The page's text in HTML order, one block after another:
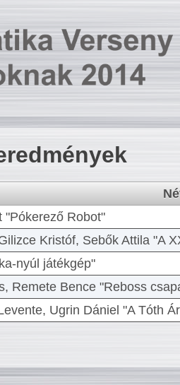
"Pókerező Robot"
Kristóf, Sebők Attila "A
nyúl játékgép"
Remete Bence "Reboss
Ugrin Dániel "A Tóth